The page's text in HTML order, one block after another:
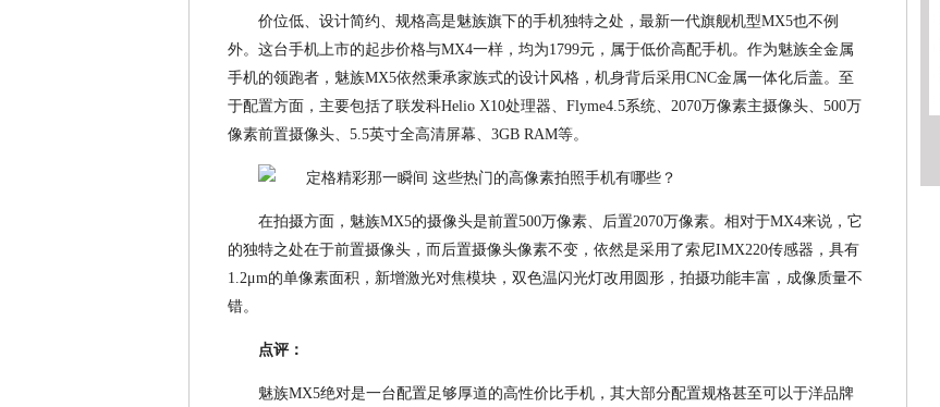
价位低、设计简约、规格高是魅族旗下的手机独特之处，最新一代旗舰机型MX5也不例
外。这台手机上市的起步价格与MX4一样，均为1799元，属于低价高配手机。作为魅族全金属
手机的领跑者，魅族MX5依然秉承家族式的设计风格，机身背后采用CNC金属一体化后盖。至
于配置方面，主要包括了联发科Helio X10处理器、Flyme4.5系统、2070万像素主摄像头、500万
像素前置摄像头、5.5英寸全高清屏幕、3GB RAM等。
在拍摄方面，魅族MX5的摄像头是前置500万像素、后置2070万像素。相对于MX4来说，它
的独特之处在于前置摄像头，而后置摄像头像素不变，依然是采用了索尼IMX220传感器，具有
1.2μm的单像素面积，新增激光对焦模块，双色温闪光灯改用圆形，拍摄功能丰富，成像质量不
错。
点评：
魅族MX5绝对是一台配置足够厚道的高性价比手机，其大部分配置规格甚至可以于洋品牌